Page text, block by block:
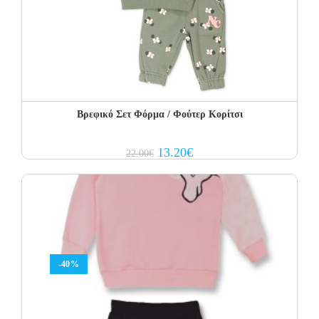
Βρεφικό Σετ Φόρμα / Φούτερ Κορίτσι
22.00€ Original
price
22.00€.
13.20€Current
price
13.20€.
-40%